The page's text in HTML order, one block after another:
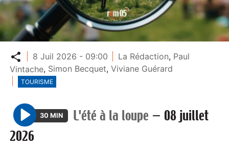
Partager
8 Juil 2026 - 09:00 La Rédaction, Paul
Vintache, Simon Becquet,Viviane Guérard
TOURISME
P
l
30 MIN L'été à la loupe — 08 juillet
2026